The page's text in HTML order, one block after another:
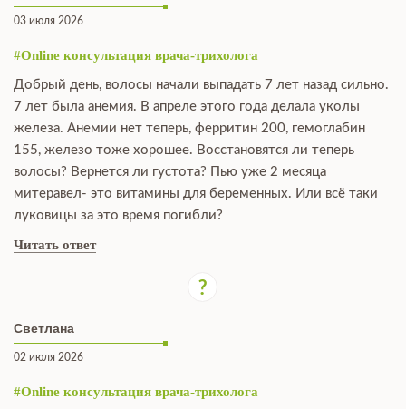
03 июля 2026
#Online консультация врача-трихолога
Добрый день, волосы начали выпадать 7 лет назад сильно.
7 лет была анемия. В апреле этого года делала уколы
железа. Анемии нет теперь, ферритин 200, гемоглабин
155, железо тоже хорошее. Восстановятся ли теперь
волосы? Вернется ли густота? Пью уже 2 месяца
митеравел- это витамины для беременных. Или всё таки
луковицы за это время погибли?
Читать ответ
Светлана
02 июля 2026
#Online консультация врача-трихолога